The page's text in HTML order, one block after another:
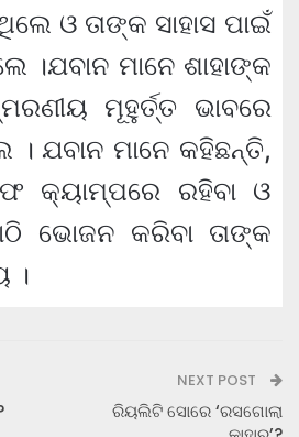
ଓ ତାଙ୍କ ସାହାସ ପାଇଁ
।ଯବାନ ମାନେ ଶାହାଙ୍କ
ମୂହୁର୍ତ୍ତ ଭାବରେ
ଯବାନ ମାନେ କହିଛନ୍ତି,
କ୍ୟାମ୍ପରେ ରହିବା ଓ
ଭୋଜନ କରିବା ତାଙ୍କ
।
NEXT POST
ରିୟଲିଟି ସୋରେ ‘ରସଗୋଲା